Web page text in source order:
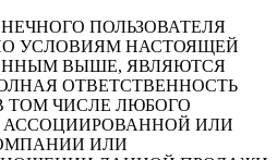
ПОЛЬЗОВАТЕЛЯ
УСЛОВИЯМ НАСТОЯЩЕЙ
ВЫШЕ, ЯВЛЯЮТСЯ
ОТВЕТСТВЕННОСТЬ
ТОМ ЧИСЛЕ ЛЮБОГО
АССОЦИИРОВАННОЙ ИЛИ
ИЛИ